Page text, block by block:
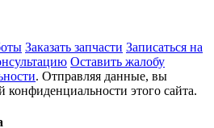
Заказать запчасти Записаться на
Оставить жалобу
. Отправляя данные, вы
конфиденциальности этого сайта.